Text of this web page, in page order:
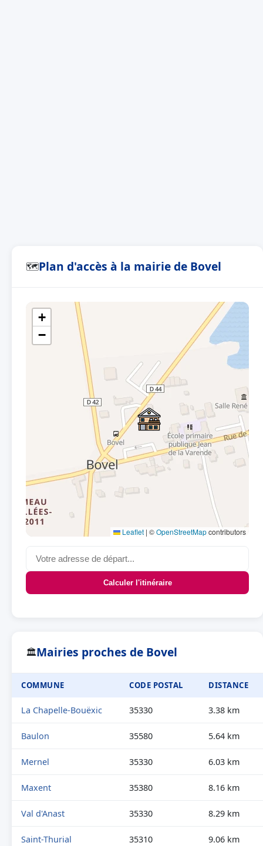
🗺Plan d'accès à la mairie de Bovel
+
−
Leaflet | ©OpenStreetMapcontributors
Calculer l'itinéraire
🏛Mairies proches de Bovel
COMMUNE CODE POSTAL DISTANCE
La Chapelle-Bouëxic 35330 3.38 km
Baulon 35580 5.64 km
Mernel 35330 6.03 km
Maxent 35380 8.16 km
Val d'Anast 35330 8.29 km
Saint-Thurial 35310 9.06 km